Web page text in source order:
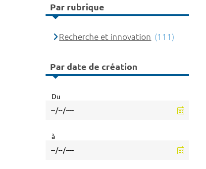
Par rubrique
Recherche et innovation (111)
Par date de création
Du
à